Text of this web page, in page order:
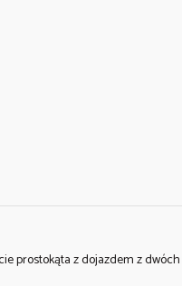
prostokąta z dojazdem z